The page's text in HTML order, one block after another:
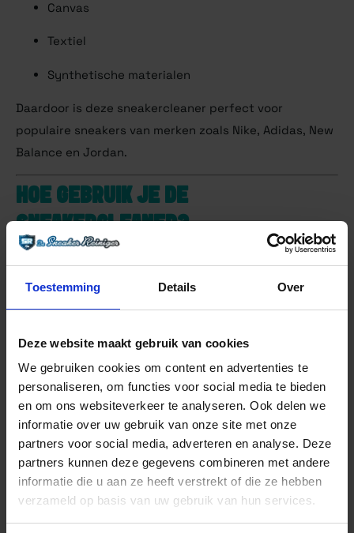
Toestemming Details Over
Deze website maakt gebruik van cookies
We gebruiken cookies om content en advertenties te
personaliseren, om functies voor social media te bieden
en om ons websiteverkeer te analyseren. Ook delen we
informatie over uw gebruik van onze site met onze
partners voor social media, adverteren en analyse. Deze
partners kunnen deze gegevens combineren met andere
informatie die u aan ze heeft verstrekt of die ze hebben
verzameld op basis van uw gebruik van hun services.
Canvas
Textiel
Synthetische materialen
Daardoor is deze sneakercleaner perfect voor
populaire sneakers van merken zoals Nike, Adidas, New
Balance en Jordan.
HOE GEBRUIK JE DE
SNEAKERCLEANER?
Voor het beste resultaat volg je deze eenvoudige
stappen:
Breng een kleine hoeveelheid Sneakercleaner aan
op water of direct op de borstel
Borstel voorzichtig het oppervlak van de sneaker
Neem het schuim en vuil af met een schone
microvezeldoek
Laat de sneakers aan de lucht drogen